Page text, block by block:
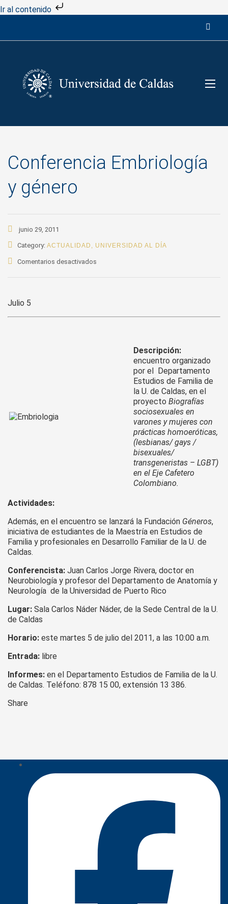
Ir al contenido
Conferencia Embriología
y género
junio 29, 2011
Category: ACTUALIDAD , UNIVERSIDAD AL DÍA
Comentarios desactivados
Julio 5
Descripción:
encuentro organizado
por el Departamento
Estudios de Familia de
la U. de Caldas, en el
proyecto Biografías
sociosexuales en
varones y mujeres con
prácticas homoeróticas,
(lesbianas/ gays /
bisexuales/
transgeneristas – LGBT)
en el Eje Cafetero
Colombiano.
Actividades:
Además, en el encuentro se lanzará la Fundación Géneros,
iniciativa de estudiantes de la Maestría en Estudios de
Familia y profesionales en Desarrollo Familiar de la U. de
Caldas.
Conferencista: Juan Carlos Jorge Rivera, doctor en
Neurobiología y profesor del Departamento de Anatomía y
Neurología de la Universidad de Puerto Rico
Lugar: Sala Carlos Náder Náder, de la Sede Central de la U.
de Caldas
Horario: este martes 5 de julio del 2011, a las 10:00 a.m.
Entrada: libre
Informes: en el Departamento Estudios de Familia de la U.
de Caldas. Teléfono: 878 15 00, extensión 13 386.
Share